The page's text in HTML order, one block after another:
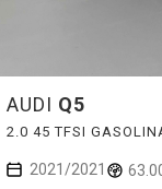
AUDI Q5
2.0 45 TFSI
2021/2021